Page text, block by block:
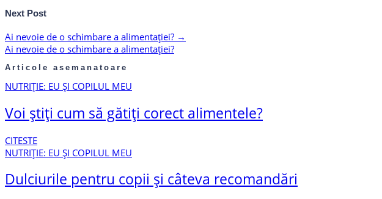
Next Post
Ai nevoie de o schimbare a alimentației? →
Ai nevoie de o schimbare a alimentației?
Articole asemanatoare
NUTRIȚIE: EU ȘI COPILUL MEU
Voi știți cum să gătiți corect alimentele?
CITESTE
NUTRIȚIE: EU ȘI COPILUL MEU
Dulciurile pentru copii și câteva recomandări